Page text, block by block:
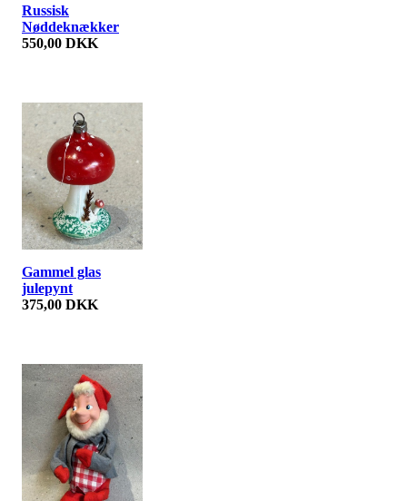
Russisk
Nøddeknækker
550,00 DKK
Gammel glas
julepynt
375,00 DKK